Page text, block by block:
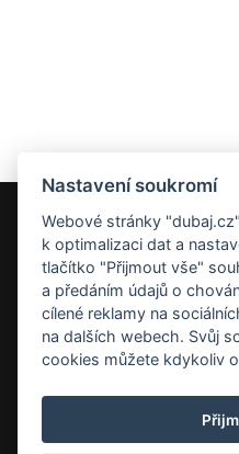
Dubaj.cz provozuje
Copyright © 2026
Pojištění proti
Pojištění
Nastavení soukromí
Webové stránky
k optimalizaci dat a
tlačítko "Přijmout vše"
a předáním údajů o
cílené reklamy na
na dalších webech. Svůj
cookies můžete kdykoliv